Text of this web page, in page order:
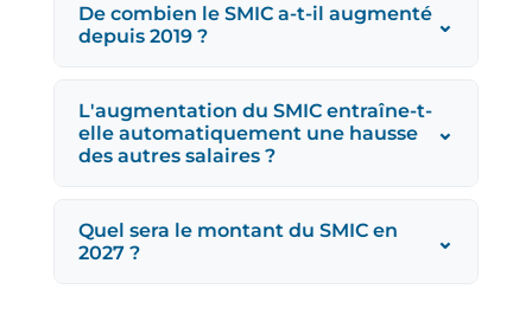
De combien le SMIC a-t-il augmenté
depuis 2019 ?
⌄
L'augmentation du SMIC entraîne-t-
elle automatiquement une hausse
des autres salaires ?
⌄
Quel sera le montant du SMIC en
2027 ?
⌄